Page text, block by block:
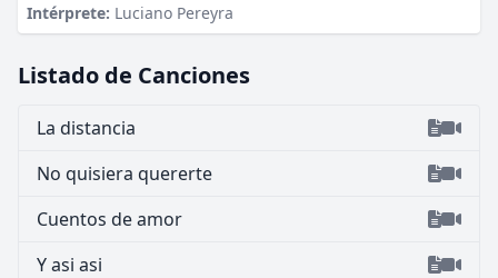
Intérprete: Luciano Pereyra
Listado de Canciones
La distancia
No quisiera quererte
Cuentos de amor
Y asi asi